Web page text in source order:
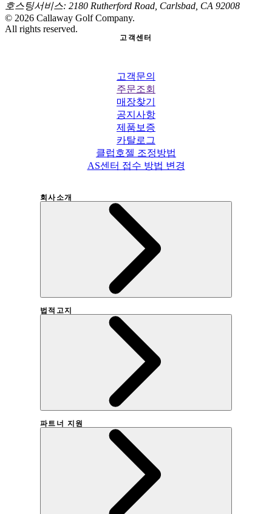
호스팅서비스: 2180 Rutherford Road, Carlsbad, CA 92008
© 2026 Callaway Golf Company.
All rights reserved.
고객센터
고객문의
주문조회
매장찾기
공지사항
제품보증
카탈로그
클럽호젤 조정방법
AS센터 접수 방법 변경
회사소개
회사연혁
법적고지
이용약관
개인정보취급방침
파트너 지원